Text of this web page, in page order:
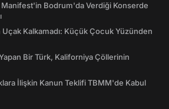
Bodrum'da Verdiği Konserde
Uçak Kalkamadı: Küçük Çocuk Yüzünden
Bir Türk, Kaliforniya Çöllerinin
İlişkin Kanun Teklifi TBMM'de Kabul